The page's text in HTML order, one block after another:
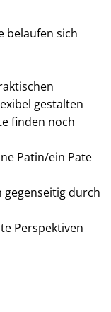
belaufen sich
gestalten
finden noch
Patin/ein Pate
durch
Perspektiven